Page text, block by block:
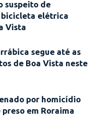
suspeito de
elétrica
Vista
segue até as
de Boa Vista neste
por homicídio
em Roraima